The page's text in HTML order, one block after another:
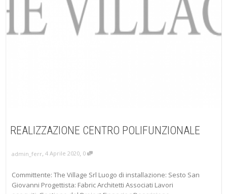
REALIZZAZIONE CENTRO POLIFUNZIONALE
admin_ferr, 4 Aprile 2020, 0
Committente: The Village Srl Luogo di installazione: Sesto San
Giovanni Progettista: Fabric Architetti Associati Lavori